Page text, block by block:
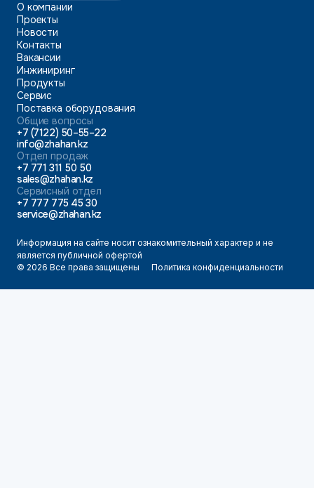
О компании
Проекты
Новости
Контакты
Вакансии
Инжиниринг
Продукты
Сервис
Поставка оборудования
Общие вопросы
+7 (7122) 50–55–22
info@zhahan.kz
Отдел продаж
+7 771 311 50 50
sales@zhahan.kz
Сервисный отдел
+7 777 775 45 30
service@zhahan.kz
Информация на сайте носит ознакомительный характер и не
является публичной офертой
© 2026 Все права защищены
Политика конфиденциальности